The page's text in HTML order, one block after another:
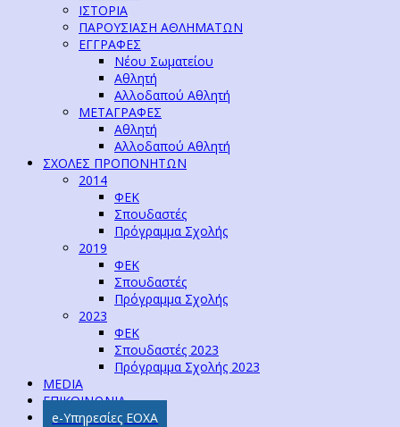
ΙΣΤΟΡΙΑ
ΠΑΡΟΥΣΙΑΣΗ ΑΘΛΗΜΑΤΩΝ
ΕΓΓΡΑΦΕΣ
Νέου Σωματείου
Αθλητή
Αλλοδαπού Αθλητή
ΜΕΤΑΓΡΑΦΕΣ
Αθλητή
Αλλοδαπού Αθλητή
ΣΧΟΛΕΣ ΠΡΟΠΟΝΗΤΩΝ
2014
ΦΕΚ
Σπουδαστές
Πρόγραμμα Σχολής
2019
ΦΕΚ
Σπουδαστές
Πρόγραμμα Σχολής
2023
ΦΕΚ
Σπουδαστές 2023
Πρόγραμμα Σχολής 2023
MEDIA
ΕΠΙΚΟΙΝΩΝΙΑ
e-Υπηρεσίες ΕΟΧΑ